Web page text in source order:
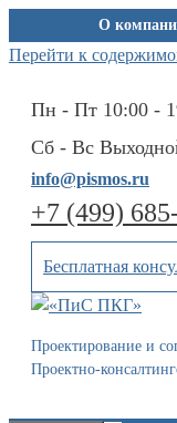
О
Перейти к
Пн - Пт 10:00 -
Сб - Вс
info@pismos.ru
+7 (499)
Бесплатная
Проектирование и
Проектно-